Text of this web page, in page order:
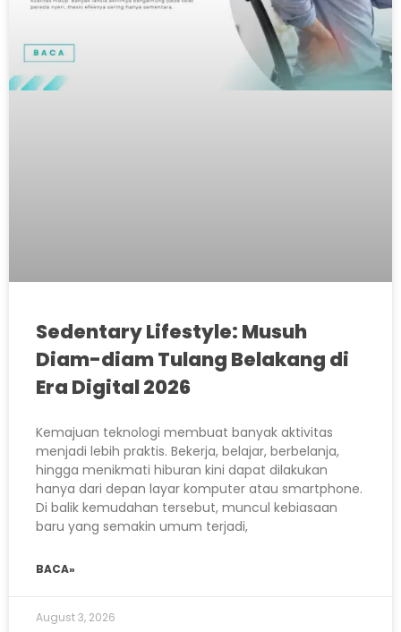
Sedentary Lifestyle: Musuh
Diam-diam Tulang Belakang di
Era Digital 2026
Kemajuan teknologi membuat banyak aktivitas
menjadi lebih praktis. Bekerja, belajar, berbelanja,
hingga menikmati hiburan kini dapat dilakukan
hanya dari depan layar komputer atau smartphone.
Di balik kemudahan tersebut, muncul kebiasaan
baru yang semakin umum terjadi,
BACA»
August 3, 2026